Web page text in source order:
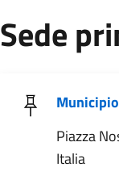
Sede
Municipio
Piazza
Italia